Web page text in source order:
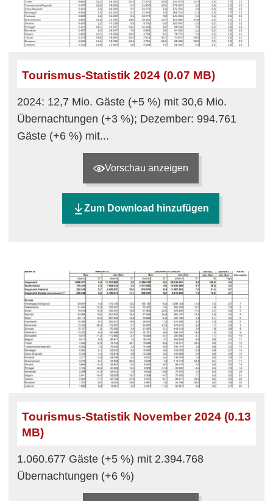
Tourismus-Statistik 2024 (0.07 MB)
2024: 12,7 Mio. Gäste (+5 %) mit 30,6 Mio.
Übernachtungen (+3 %); Dezember: 994.761
Gäste (+6 %) mit...
Vorschau anzeigen
Zum Download hinzufügen
Tourismus-Statistik November 2024 (0.13
MB)
1.060.677 Gäste (+5 %) mit 2.394.768
Übernachtungen (+6 %)